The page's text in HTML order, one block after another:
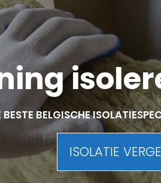
BESTE BELGISCHE
ISOLATIE